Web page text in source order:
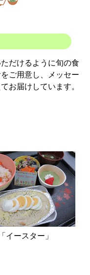
だけるように旬の食
ご用意し、メッセー
お届けしています。
「イースター」